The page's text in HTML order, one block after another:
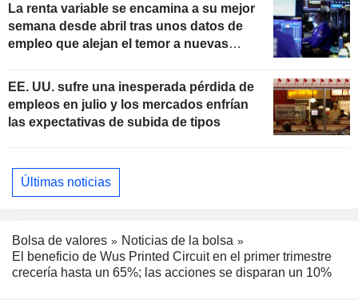
La renta variable se encamina a su mejor
semana desde abril tras unos datos de
empleo que alejan el temor a nuevas
EE. UU. sufre una inesperada pérdida de
empleos en julio y los mercados enfrían
las expectativas de subida de tipos
Últimas noticias
Bolsa de valores
Noticias de la bolsa
El beneficio de Wus Printed Circuit en el primer trimestre
crecería hasta un 65%; las acciones se disparan un 10%